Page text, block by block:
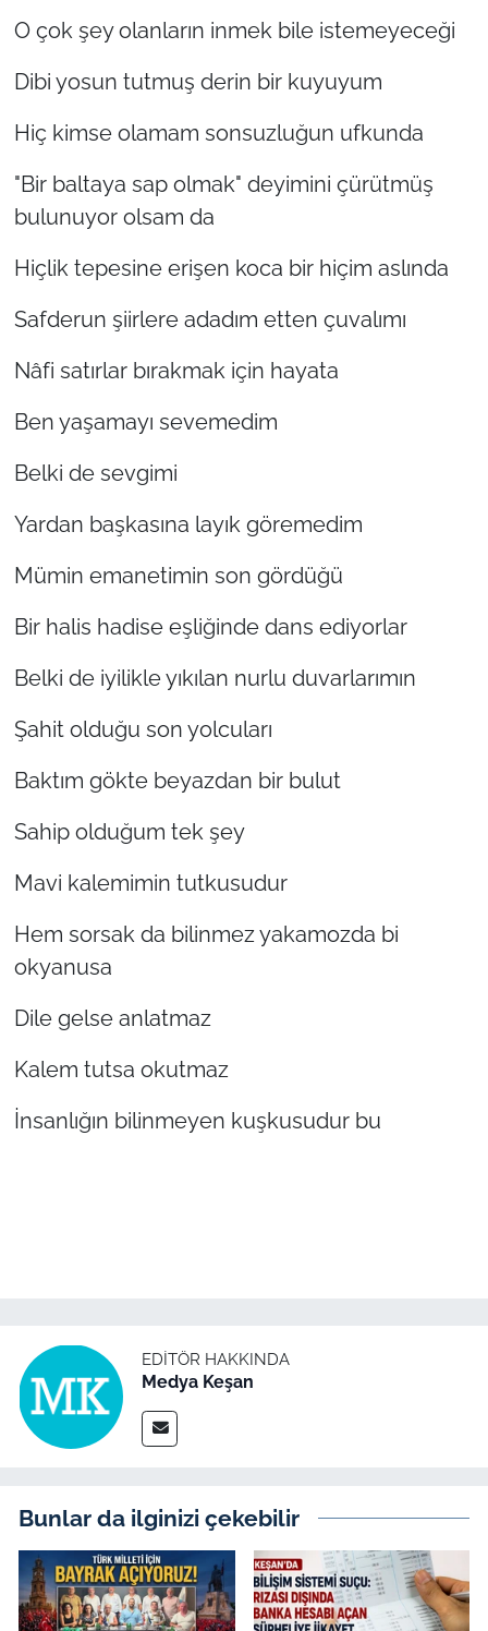
O çok şey olanların inmek bile istemeyeceği
Dibi yosun tutmuş derin bir kuyuyum
Hiç kimse olamam sonsuzluğun ufkunda
"Bir baltaya sap olmak" deyimini çürütmüş
bulunuyor olsam da
Hiçlik tepesine erişen koca bir hiçim aslında
Safderun şiirlere adadım etten çuvalımı
Nâfi satırlar bırakmak için hayata
Ben yaşamayı sevemedim
Belki de sevgimi
Yardan başkasına layık göremedim
Mümin emanetimin son gördüğü
Bir halis hadise eşliğinde dans ediyorlar
Belki de iyilikle yıkılan nurlu duvarlarımın
Şahit olduğu son yolcuları
Baktım gökte beyazdan bir bulut
Sahip olduğum tek şey
Mavi kalemimin tutkusudur
Hem sorsak da bilinmez yakamozda bi
okyanusa
Dile gelse anlatmaz
Kalem tutsa okutmaz
İnsanlığın bilinmeyen kuşkusudur bu
EDITÖR HAKKINDA
Medya Keşan
Bunlar da ilginizi çekebilir
TÜRKİYE
Bölge
Güvenlik
Genel
Politika
Bilim Teknoloji
English News
Canlı Maç
Finans
Genel-A